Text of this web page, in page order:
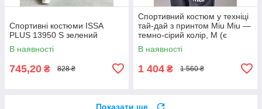
Спортивні костюми ISSA
PLUS 13950 S зелений
В наявності
745,20 ₴ 828 ₴
Спортивний костюм у техніці
тай-дай з принтом Miu Miu —
темно-сірий колір, M (є
розміри)
В наявності
1 404 ₴ 1 560 ₴
Показати ще